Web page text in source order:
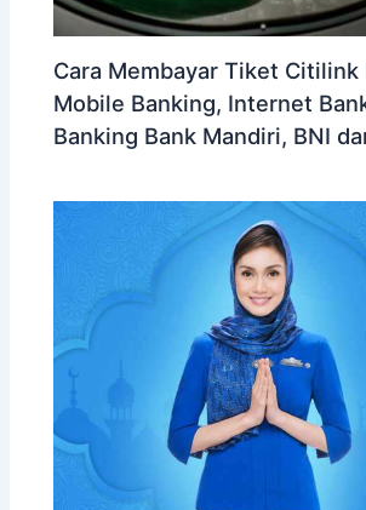
Cara Membayar Tiket Citilink
Mobile Banking, Internet
Banking Bank Mandiri, BNI